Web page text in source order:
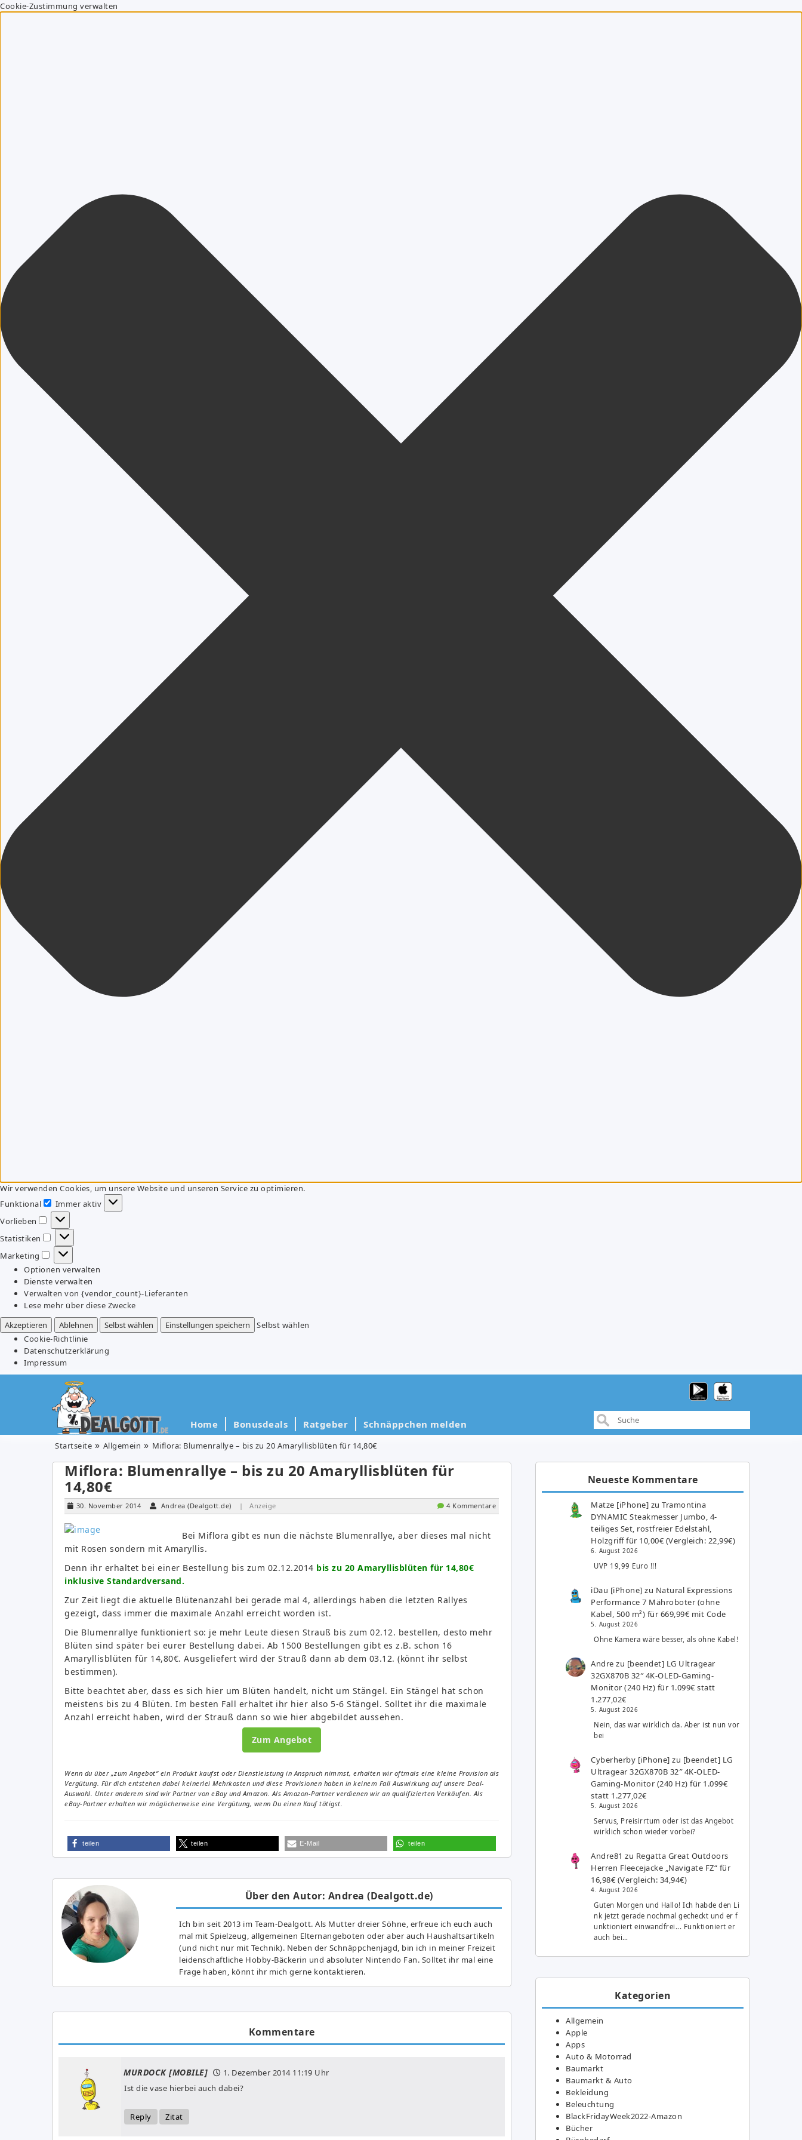
Cookie-Zustimmung verwalten
Wir verwenden Cookies, um unsere Website und unseren Service zu optimieren.
Funktional
Funktional
Immer aktiv
Vorlieben
Vorlieben
Statistiken
Statistiken
Marketing
Marketing
Optionen verwalten
Dienste verwalten
Verwalten von {vendor_count}-Lieferanten
Lese mehr über diese Zwecke
Akzeptieren
Ablehnen Selbst wählen Einstellungen speichern
Selbst wählen
Cookie-Richtlinie
Datenschutzerklärung
Impressum
Home Bonusdeals Ratgeber Schnäppchen melden
Startseite Allgemein Miflora: Blumenrallye – bis zu 20 Amaryllisblüten für 14,80€
Miflora: Blumenrallye – bis zu 20 Amaryllisblüten für
14,80€
30. November 2014 Andrea (Dealgott.de) | Anzeige 4 Kommentare
Bei Miflora gibt es nun die nächste Blumenrallye, aber dieses mal nicht
mit Rosen sondern mit Amaryllis.
Denn ihr erhaltet bei einer Bestellung bis zum 02.12.2014 bis zu 20 Amaryllisblüten für 14,80€
inklusive Standardversand.
Zur Zeit liegt die aktuelle Blütenanzahl bei gerade mal 4, allerdings haben die letzten Rallyes
gezeigt, dass immer die maximale Anzahl erreicht worden ist.
Die Blumenrallye funktioniert so: je mehr Leute diesen Strauß bis zum 02.12. bestellen, desto mehr
Blüten sind später bei eurer Bestellung dabei. Ab 1500 Bestellungen gibt es z.B. schon 16
Amaryllisblüten für 14,80€. Ausgeliefert wird der Strauß dann ab dem 03.12. (könnt ihr selbst
bestimmen).
Bitte beachtet aber, dass es sich hier um Blüten handelt, nicht um Stängel. Ein Stängel hat schon
meistens bis zu 4 Blüten. Im besten Fall erhaltet ihr hier also 5-6 Stängel. Solltet ihr die maximale
Anzahl erreicht haben, wird der Strauß dann so wie hier abgebildet aussehen.
Zum Angebot
Wenn du über „zum Angebot“ ein Produkt kaufst oder Dienstleistung in Anspruch nimmst, erhalten wir oftmals eine kleine Provision als
Vergütung. Für dich entstehen dabei keinerlei Mehrkosten und diese Provisionen haben in keinem Fall Auswirkung auf unsere Deal-
Auswahl. Unter anderem sind wir Partner von eBay und Amazon. Als Amazon-Partner verdienen wir an qualifizierten Verkäufen. Als
eBay-Partner erhalten wir möglicherweise eine Vergütung, wenn Du einen Kauf tätigst.
teilen teilen E-Mail teilen
Über den Autor: Andrea (Dealgott.de)
Ich bin seit 2013 im Team-Dealgott. Als Mutter dreier Söhne, erfreue ich euch auch
mal mit Spielzeug, allgemeinen Elternangeboten oder aber auch Haushaltsartikeln
(und nicht nur mit Technik). Neben der Schnäppchenjagd, bin ich in meiner Freizeit
leidenschaftliche Hobby-Bäckerin und absoluter Nintendo Fan. Solltet ihr mal eine
Frage haben, könnt ihr mich gerne kontaktieren.
Kommentare
MURDOCK [MOBILE] 1. Dezember 201411:19 Uhr
Ist die vase hierbei auch dabei?
Reply Zitat
Neueste Kommentare
Matze [iPhone] zuTramontina
DYNAMIC Steakmesser Jumbo, 4-
teiliges Set, rostfreier Edelstahl,
Holzgriff für 10,00€ (Vergleich: 22,99€)
6. August 2026
UVP 19,99 Euro !!!
iDau [iPhone] zu Natural Expressions
Performance 7 Mähroboter (ohne
Kabel, 500 m²) für 669,99€ mit Code
5. August 2026
Ohne Kamera wäre besser, als ohne Kabel!
Andre zu [beendet] LG Ultragear
32GX870B 32″ 4K-OLED-Gaming-
Monitor (240 Hz) für 1.099€ statt
1.277,02€
5. August 2026
Nein, das war wirklich da. Aber ist nun vor
bei
Cyberherby [iPhone] zu [beendet] LG
Ultragear 32GX870B 32″ 4K-OLED-
Gaming-Monitor (240 Hz) für 1.099€
statt 1.277,02€
5. August 2026
Servus, Preisirrtum oder ist das Angebot
wirklich schon wieder vorbei?
Andre81 zu Regatta Great Outdoors
Herren Fleecejacke „Navigate FZ“ für
16,98€ (Vergleich: 34,94€)
4. August 2026
Guten Morgen und Hallo! Ich habde den Li
nk jetzt gerade nochmal gecheckt und er f
unktioniert einwandfrei... Funktioniert er
auch bei…
Kategorien
Allgemein
Apple
Apps
Auto & Motorrad
Baumarkt
Baumarkt & Auto
Bekleidung
Beleuchtung
BlackFridayWeek2022-Amazon
Bücher